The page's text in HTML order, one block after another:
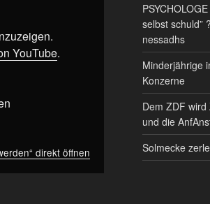
YouTube.
direkt öffnen
selbst schuld”
nessadhs
Minderjährige
Konzerne
Dem ZDF
und die
Solmecke